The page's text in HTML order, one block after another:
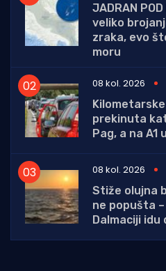
JADRAN
veliko
zraka, evo
moru
08 kol. 2026
prekinuta
Pag, a na A1
08 kol. 2026
Stiže olujna
ne popušta
Dalmaciji idu